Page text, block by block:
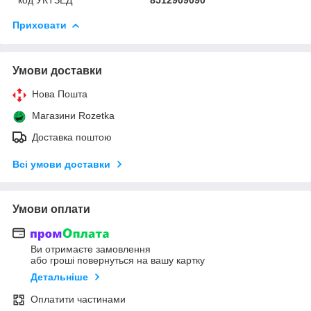
Приховати
Умови доставки
Нова Пошта
Магазини Rozetka
Доставка поштою
Всі умови доставки
Умови оплати
Ви отримаєте замовлення
або гроші повернуться на вашу картку
Детальніше
Оплатити частинами